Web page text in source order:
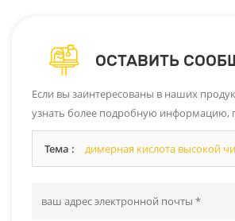
ОСТАВИТЬ
Если вы заинтересованы в наших
узнать более подробную информацию,
оставьте сообщение здесь, и мы
сможем.
Тема : димерная кислота высокой